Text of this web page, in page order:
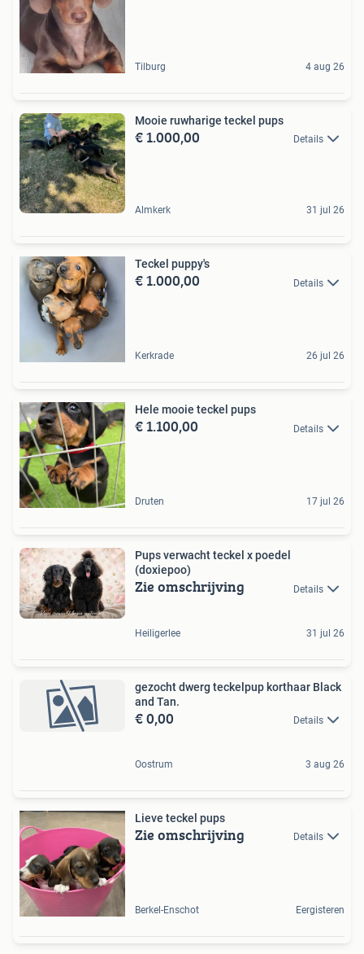
Tilburg 4 aug 26
Mooie ruwharige teckel pups
€ 1.000,00 Details
Almkerk 31 jul 26
Teckel puppy's
€ 1.000,00 Details
Kerkrade 26 jul 26
Hele mooie teckel pups
€ 1.100,00 Details
Druten 17 jul 26
Pups verwacht teckel x poedel
(doxiepoo)
Zie omschrijving Details
Heiligerlee 31 jul 26
gezocht dwerg teckelpup korthaar Black
and Tan.
€ 0,00 Details
Oostrum 3 aug 26
Lieve teckel pups
Zie omschrijving Details
Berkel-Enschot Eergisteren